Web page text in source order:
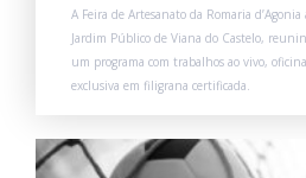
A Feira de Artesanato da Romaria
Jardim Público de Viana do Castelo,
um programa com trabalhos ao vivo,
exclusiva em filigrana certificada.